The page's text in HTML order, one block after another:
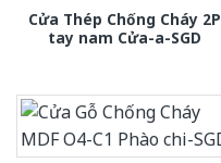
Cửa Thép Chống Cháy 2P
tay nam Cửa-a-SGD